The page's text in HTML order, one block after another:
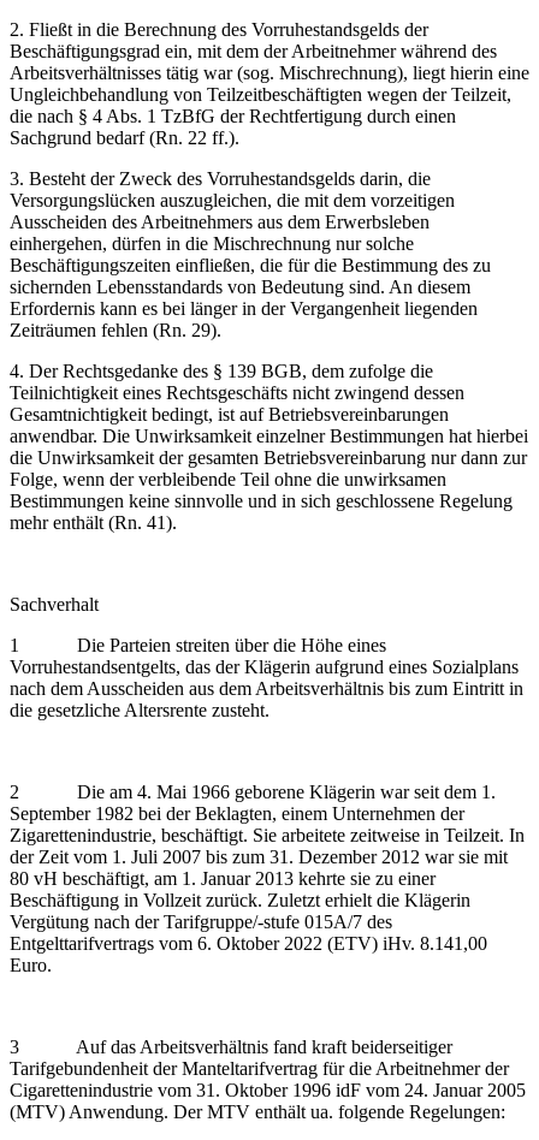
2. Fließt in die Berechnung des Vorruhestandsgelds der
Beschäftigungsgrad ein, mit dem der Arbeitnehmer während des
Arbeitsverhältnisses tätig war (sog. Mischrechnung), liegt hierin eine
Ungleichbehandlung von Teilzeitbeschäftigten wegen der Teilzeit,
die nach § 4 Abs. 1 TzBfG der Rechtfertigung durch einen
Sachgrund bedarf (Rn. 22 ff.).
3. Besteht der Zweck des Vorruhestandsgelds darin, die
Versorgungslücken auszugleichen, die mit dem vorzeitigen
Ausscheiden des Arbeitnehmers aus dem Erwerbsleben
einhergehen, dürfen in die Mischrechnung nur solche
Beschäftigungszeiten einfließen, die für die Bestimmung des zu
sichernden Lebensstandards von Bedeutung sind. An diesem
Erfordernis kann es bei länger in der Vergangenheit liegenden
Zeiträumen fehlen (Rn. 29).
4. Der Rechtsgedanke des § 139 BGB, dem zufolge die
Teilnichtigkeit eines Rechtsgeschäfts nicht zwingend dessen
Gesamtnichtigkeit bedingt, ist auf Betriebsvereinbarungen
anwendbar. Die Unwirksamkeit einzelner Bestimmungen hat hierbei
die Unwirksamkeit der gesamten Betriebsvereinbarung nur dann zur
Folge, wenn der verbleibende Teil ohne die unwirksamen
Bestimmungen keine sinnvolle und in sich geschlossene Regelung
mehr enthält (Rn. 41).
Sachverhalt
1 Die Parteien streiten über die Höhe eines
Vorruhestandsentgelts, das der Klägerin aufgrund eines Sozialplans
nach dem Ausscheiden aus dem Arbeitsverhältnis bis zum Eintritt in
die gesetzliche Altersrente zusteht.
2 Die am 4. Mai 1966 geborene Klägerin war seit dem 1.
September 1982 bei der Beklagten, einem Unternehmen der
Zigarettenindustrie, beschäftigt. Sie arbeitete zeitweise in Teilzeit. In
der Zeit vom 1. Juli 2007 bis zum 31. Dezember 2012 war sie mit
80 vH beschäftigt, am 1. Januar 2013 kehrte sie zu einer
Beschäftigung in Vollzeit zurück. Zuletzt erhielt die Klägerin
Vergütung nach der Tarifgruppe/-stufe 015A/7 des
Entgelttarifvertrags vom 6. Oktober 2022 (ETV) iHv. 8.141,00
Euro.
3 Auf das Arbeitsverhältnis fand kraft beiderseitiger
Tarifgebundenheit der Manteltarifvertrag für die Arbeitnehmer der
Cigarettenindustrie vom 31. Oktober 1996 idF vom 24. Januar 2005
(MTV) Anwendung. Der MTV enthält ua. folgende Regelungen: